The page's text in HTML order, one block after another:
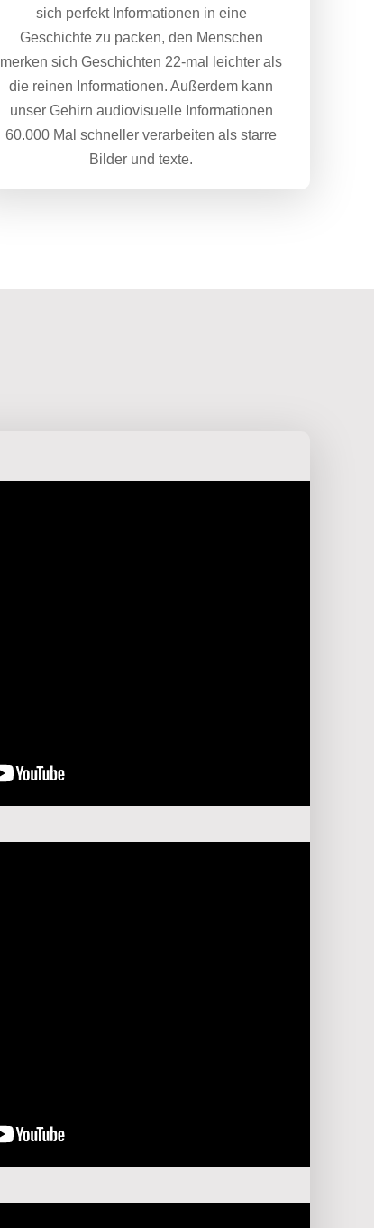
sich perfekt Informationen in eine
Geschichte zu packen, den Menschen
merken sich Geschichten 22-mal leichter als
die reinen Informationen. Außerdem kann
unser Gehirn audiovisuelle Informationen
60.000 Mal schneller verarbeiten als starre
Bilder und texte.